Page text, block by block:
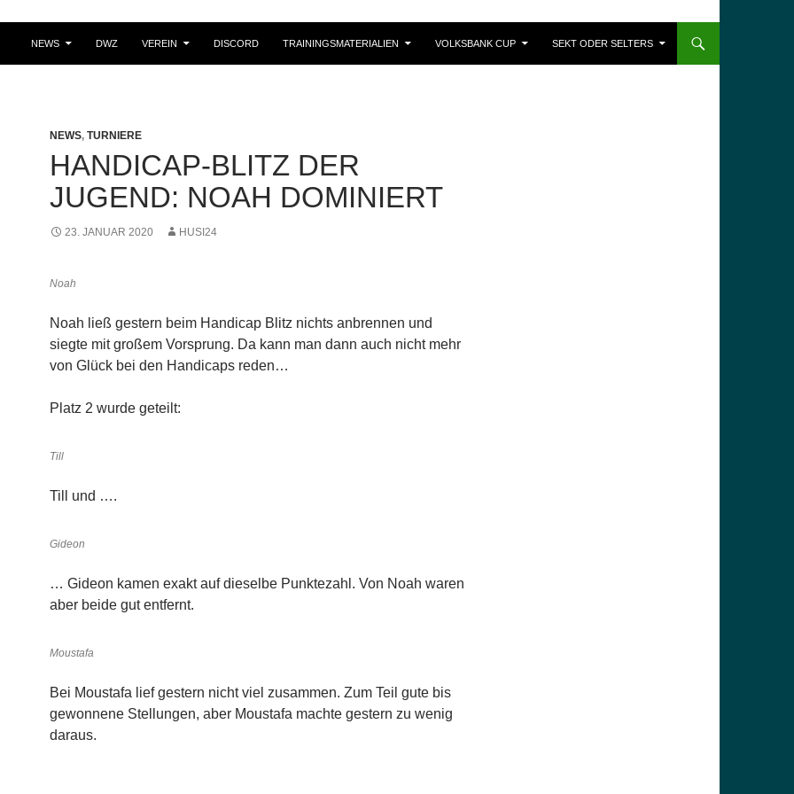
NEWS DWZ VEREIN DISCORD TRAININGSMATERIALIEN VOLKSBANK CUP SEKT ODER SELTERS
NEWS, TURNIERE
HANDICAP-BLITZ DER
JUGEND: NOAH DOMINIERT
23. JANUAR 2020 HUSI24
Noah
Noah ließ gestern beim Handicap Blitz nichts anbrennen und
siegte mit großem Vorsprung. Da kann man dann auch nicht mehr
von Glück bei den Handicaps reden…
Platz 2 wurde geteilt:
Till
Till und ….
Gideon
… Gideon kamen exakt auf dieselbe Punktezahl. Von Noah waren
aber beide gut entfernt.
Moustafa
Bei Moustafa lief gestern nicht viel zusammen. Zum Teil gute bis
gewonnene Stellungen, aber Moustafa machte gestern zu wenig
daraus.